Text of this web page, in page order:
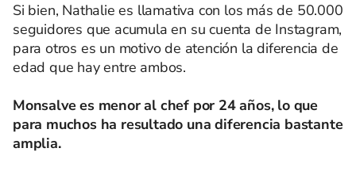
Si bien, Nathalie es llamativa con los más de 50.000
seguidores que acumula en su cuenta de Instagram,
para otros es un motivo de atención la diferencia de
edad que hay entre ambos.
Monsalve es menor al chef por 24 años, lo que
para muchos ha resultado una diferencia bastante
amplia.